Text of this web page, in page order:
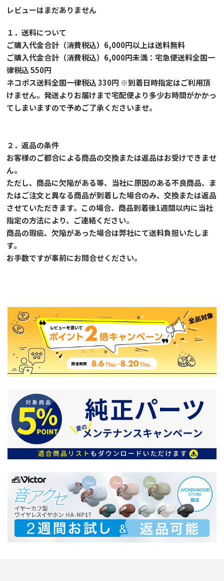
レビューはまだありません
１．送料について
ご購入代金合計（消費税込）6,000円以上は送料無料
ご購入代金合計（消費税込）6,000円未満：宅急便送料全国一
律税込 550円
ネコポス送料全国一律税込 330円 ※到着日時指定はご利用頂
けません。発送よりお届けまで宅配便より多少お時間がかかっ
てしまいますので予めご了承くださいませ。
２．返品の条件
お客様のご都合による商品の交換または返品はお受けできませ
ん。
ただし、 商品に欠陥がある等、当社に原因のある不良商品、ま
たはご注文と異なる商品が到着した場合のみ、交換または返品
させていただきます。この場合、商品到着後1週間以内に当社
指定の方法により、ご連絡ください。
商品の瑕疵、欠陥があった場合は弊社にて送料負担いたしま
す。
お手数ですが事前にお問合せください。